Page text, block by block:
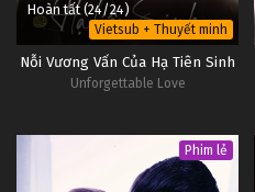
Hoàn tất (24/24)
Vietsub + Thuyết minh
Nỗi Vương Vấn Của Hạ Tiên Sinh
Unforgettable Love
Phim lẻ